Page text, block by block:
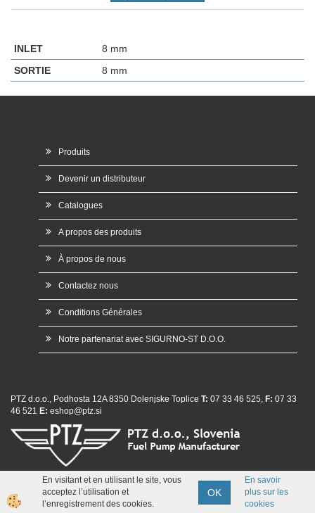
INLET
8 mm
SORTIE
8 mm
Produits
Devenir un distributeur
Catalogues
A propos des produits
À propos de nous
Contactez nous
Conditions Générales
Notre partenariat avec SIGURNO-ST D.O.O.
PTZ d.o.o., Podhosta 12A 8350 Dolenjske Toplice T: 07 33 46 525, F: 07 33
46 521 E: eshop@ptz.si
Izdelava spletne trgovine
En visitant et en utilisant le site, vous
acceptez l’utilisation et
l’enregistrement des cookies.
OK
En savoir
plus sur les
cookies